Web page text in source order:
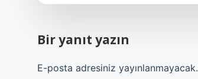
Bir yanıt yazın
E-posta adresiniz yayınlanmayacak.